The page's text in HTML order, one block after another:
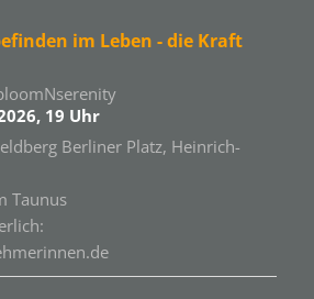
im Leben - die Kraft
19 Uhr
Berliner Platz, Heinrich-
Taunus